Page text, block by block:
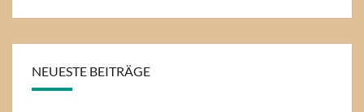
NEUESTE BEITRÄGE